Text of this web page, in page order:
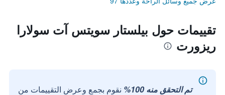
تقييمات حول بيلستار سويتس آت سولارا
ريزورت
تم التحقق منه 100%
نقوم بجمع وعرض التقييمات من